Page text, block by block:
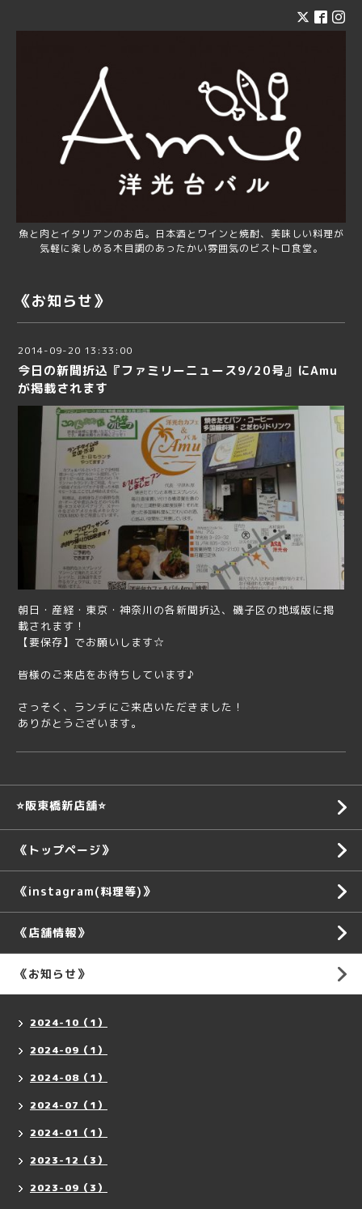
魚と肉とイタリアンのお店。日本酒とワインと焼酎、美味しい料理が
気軽に楽しめる木目調のあったかい雰囲気のビストロ食堂。
《お知らせ》
2014-09-20 13:33:00
今日の新聞折込『ファミリーニュース9/20号』にAmu
が掲載されます
朝日・産経・東京・神奈川の各新聞折込、磯子区の地域版に掲
載されます！
【要保存】でお願いします☆
皆様のご来店をお待ちしています♪
さっそく、ランチにご来店いただきました！
ありがとうございます。
⭐️阪東橋新店舗⭐️
《トップページ》
《instagram(料理等)》
《店舗情報》
《お知らせ》
2024-10（1）
2024-09（1）
2024-08（1）
2024-07（1）
2024-01（1）
2023-12（3）
2023-09（3）